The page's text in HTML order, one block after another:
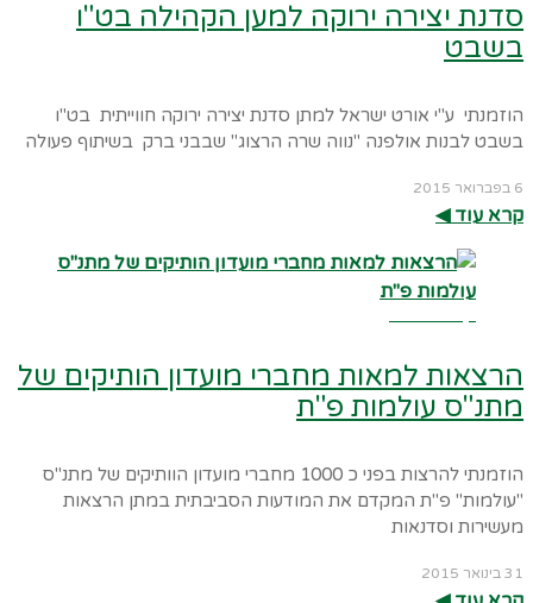
סדנת יצירה ירוקה למען הקהילה בט"ו
בשבט
הוזמנתי ע"י אורט ישראל למתן סדנת יצירה ירוקה חווייתית בט"ו
בשבט לבנות אולפנה "נווה שרה הרצוג" שבבני ברק בשיתוף פעולה
6 בפברואר 2015
קרא עוד ◀︎
הרצאות למאות מחברי מועדון הותיקים של
מתנ"ס עולמות פ"ת
הוזמנתי להרצות בפני כ 1000 מחברי מועדון הוותיקים של מתנ"ס
"עולמות" פ"ת המקדם את המודעות הסביבתית במתן הרצאות
מעשירות וסדנאות
31 בינואר 2015